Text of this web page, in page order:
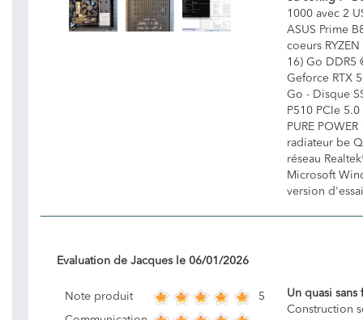
1000 avec 2
ASUS Prime
coeurs
16) Go DDR5
Geforce RTX
Go - Disque
P510 PCIe
PURE
radiateur be
réseau
Microsoft
version
Evaluation de Jacques le 06/01/2026
Note produit 5
Un quasi sans
Construction